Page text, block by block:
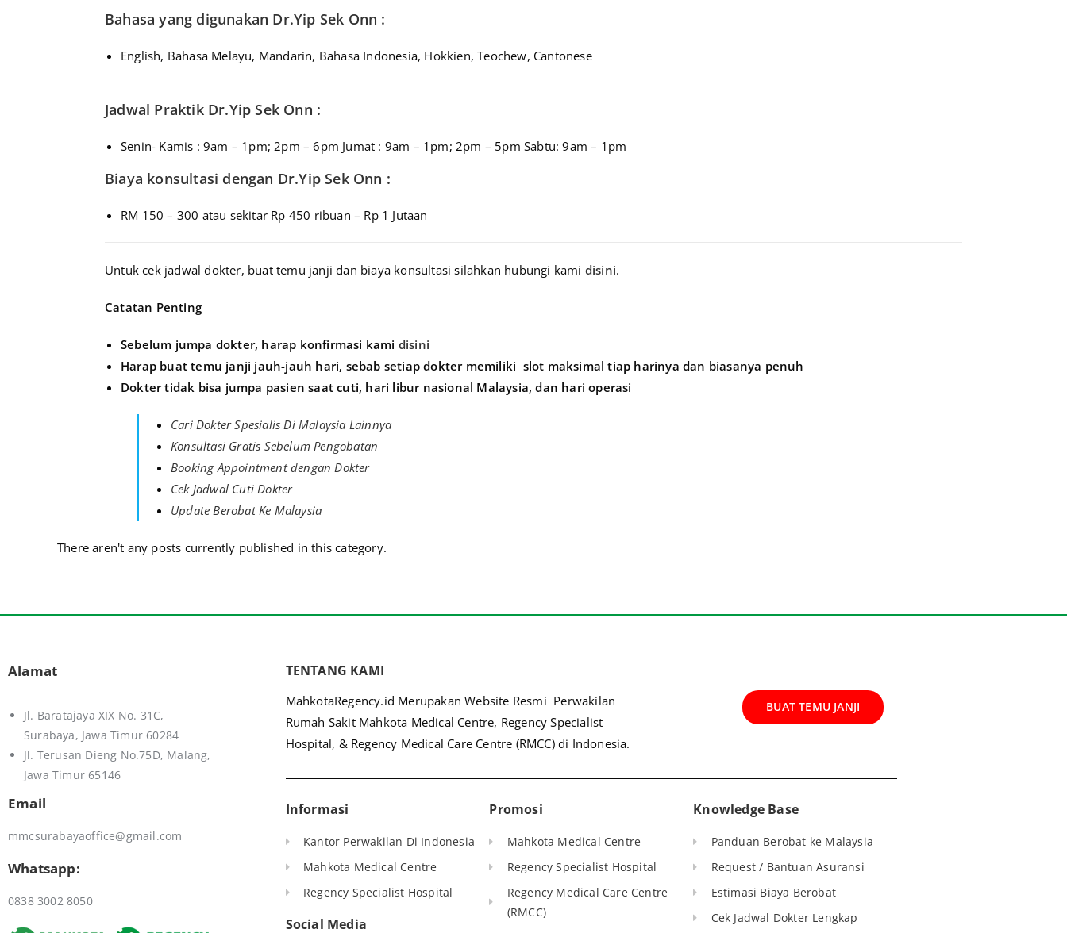
Bahasa yang digunakan Dr.Yip Sek Onn :
English, Bahasa Melayu, Mandarin, Bahasa Indonesia, Hokkien, Teochew, Cantonese
Jadwal Praktik Dr.Yip Sek Onn :
Senin- Kamis : 9am – 1pm; 2pm – 6pm Jumat : 9am – 1pm; 2pm – 5pm Sabtu: 9am – 1pm
Biaya konsultasi dengan Dr.Yip Sek Onn :
RM 150 – 300 atau sekitar Rp 450 ribuan – Rp 1 Jutaan
Untuk cek jadwal dokter, buat temu janji dan biaya konsultasi silahkan hubungi kami disini.
Catatan Penting
Sebelum jumpa dokter, harap konfirmasi kami disini
Harap buat temu janji jauh-jauh hari, sebab setiap dokter memiliki slot maksimal tiap harinya dan biasanya penuh
Dokter tidak bisa jumpa pasien saat cuti, hari libur nasional Malaysia, dan hari operasi
Cari Dokter Spesialis Di Malaysia Lainnya
Konsultasi Gratis Sebelum Pengobatan
Booking Appointment dengan Dokter
Cek Jadwal Cuti Dokter
Update Berobat Ke Malaysia
There aren't any posts currently published in this category.
Alamat
Jl. Baratajaya XIX No. 31C,
Surabaya, Jawa Timur 60284
Jl. Terusan Dieng No.75D, Malang,
Jawa Timur 65146
Email
mmcsurabayaoffice@gmail.com
Whatsapp:
0838 3002 8050
TENTANG KAMI
MahkotaRegency.id Merupakan Website Resmi Perwakilan
Rumah Sakit Mahkota Medical Centre, Regency Specialist
Hospital, & Regency Medical Care Centre (RMCC) di Indonesia.
BUAT TEMU JANJI
Informasi
Kantor Perwakilan Di Indonesia
Mahkota Medical Centre
Regency Specialist Hospital
Social Media
Promosi
Mahkota Medical Centre
Regency Specialist Hospital
Regency Medical Care Centre
(RMCC)
Knowledge Base
Panduan Berobat ke Malaysia
Request / Bantuan Asuransi
Estimasi Biaya Berobat
Cek Jadwal Dokter Lengkap